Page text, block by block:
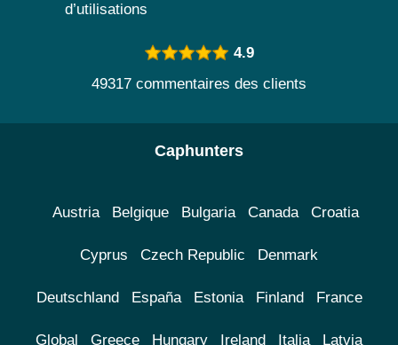
d’utilisations
4.9
49317 commentaires des clients
Caphunters
Austria Belgique Bulgaria Canada Croatia
Cyprus Czech Republic Denmark
Deutschland España Estonia Finland France
Global Greece Hungary Ireland Italia Latvia